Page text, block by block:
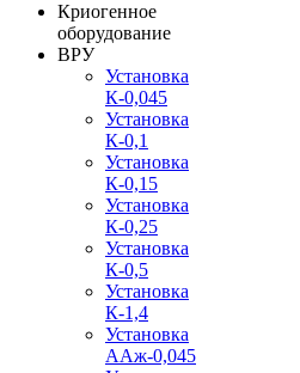
Криогенное
оборудование
ВРУ
Установка
К-0,045
Установка
К-0,1
Установка
К-0,15
Установка
К-0,25
Установка
К-0,5
Установка
К-1,4
Установка
ААж-0,045